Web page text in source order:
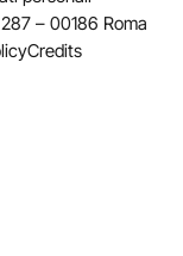
– 00186 Roma
Credits